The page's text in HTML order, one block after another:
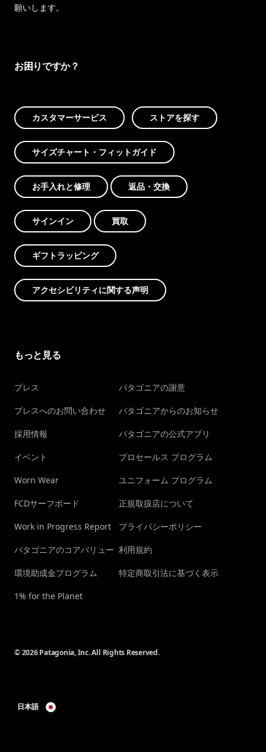
願いします。
お困りですか？
カスタマーサービス ストアを探す
サイズチャート・フィットガイド
お手入れと修理 返品・交換
サインイン 買取
ギフトラッピング
アクセシビリティに関する声明
もっと見る
プレス
プレスへのお問い合わせ
採用情報
イベント
Worn Wear
FCDサーフボード
Work in Progress Report
パタゴニアのコアバリュー
環境助成金プログラム
1% for the Planet
パタゴニアの謝意
パタゴニアからのお知らせ
パタゴニアの公式アプリ
プロセールス プログラム
ユニフォーム プログラム
正規取扱店について
プライバシーポリシー
利用規約
特定商取引法に基づく表示
© 2026 Patagonia, Inc. All Rights Reserved.
日本語